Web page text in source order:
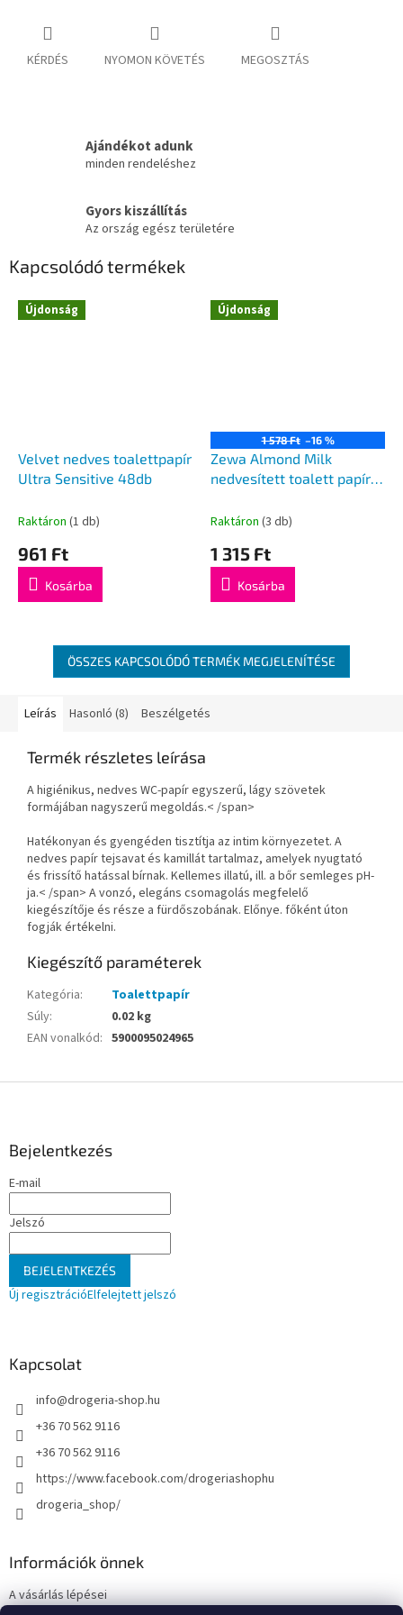
KÉRDÉS NYOMON KÖVETÉS MEGOSZTÁS
Ajándékot adunk
minden rendeléshez
Gyors kiszállítás
Az ország egész területére
Kapcsolódó termékek
Újdonság
Velvet nedves toalettpapír
Ultra Sensitive 48db
Raktáron (1 db)
961 Ft
Kosárba
Újdonság
1 578 Ft –16 %
Zewa Almond Milk
nedvesített toalett papír
Raktáron (3 db)
1 315 Ft
Kosárba
ÖSSZES KAPCSOLÓDÓ TERMÉK MEGJELENÍTÉSE
Leírás Hasonló (8) Beszélgetés
Termék részletes leírása
A higiénikus, nedves WC-papír egyszerű, lágy szövetek
formájában nagyszerű megoldás.< /span>
Hatékonyan és gyengéden tisztítja az intim környezetet. A
nedves papír tejsavat és kamillát tartalmaz, amelyek nyugtató
és frissítő hatással bírnak. Kellemes illatú, ill. a bőr semleges pH-
ja.< /span> A vonzó, elegáns csomagolás megfelelő
kiegészítője és része a fürdőszobának. Előnye. főkéntúton
fogják értékelni.
Kiegészítő paraméterek
Kategória:
Toalettpapír
Súly:
0.02 kg
EAN vonalkód: 5900095024965
Bejelentkezés
E-mail
Jelszó
BEJELENTKEZÉS
Új regisztrációElfelejtett jelszó
Kapcsolat
info@drogeria-shop.hu
+36 70 562 9116
+36 70 562 9116
https://www.facebook.com/drogeriashophu
drogeria_shop/
Információk önnek
A vásárlás lépései